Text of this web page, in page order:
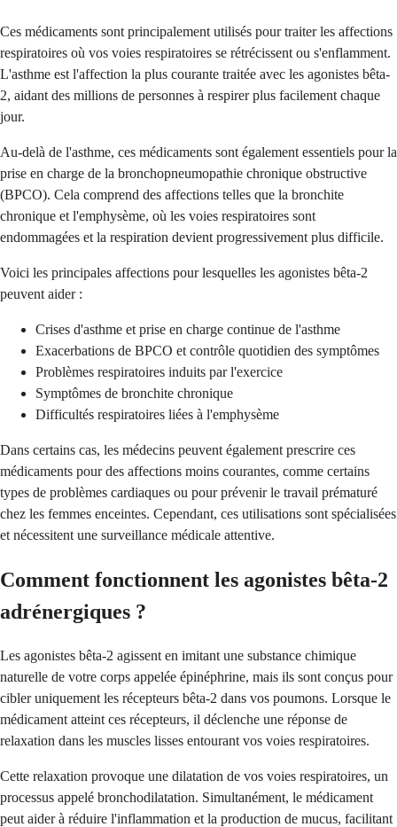
Ces médicaments sont principalement utilisés pour traiter les affections
respiratoires où vos voies respiratoires se rétrécissent ou s'enflamment.
L'asthme est l'affection la plus courante traitée avec les agonistes bêta-
2, aidant des millions de personnes à respirer plus facilement chaque
jour.
Au-delà de l'asthme, ces médicaments sont également essentiels pour la
prise en charge de la bronchopneumopathie chronique obstructive
(BPCO). Cela comprend des affections telles que la bronchite
chronique et l'emphysème, où les voies respiratoires sont
endommagées et la respiration devient progressivement plus difficile.
Voici les principales affections pour lesquelles les agonistes bêta-2
peuvent aider :
Crises d'asthme et prise en charge continue de l'asthme
Exacerbations de BPCO et contrôle quotidien des symptômes
Problèmes respiratoires induits par l'exercice
Symptômes de bronchite chronique
Difficultés respiratoires liées à l'emphysème
Dans certains cas, les médecins peuvent également prescrire ces
médicaments pour des affections moins courantes, comme certains
types de problèmes cardiaques ou pour prévenir le travail prématuré
chez les femmes enceintes. Cependant, ces utilisations sont spécialisées
et nécessitent une surveillance médicale attentive.
Comment fonctionnent les agonistes bêta-2
adrénergiques ?
Les agonistes bêta-2 agissent en imitant une substance chimique
naturelle de votre corps appelée épinéphrine, mais ils sont conçus pour
cibler uniquement les récepteurs bêta-2 dans vos poumons. Lorsque le
médicament atteint ces récepteurs, il déclenche une réponse de
relaxation dans les muscles lisses entourant vos voies respiratoires.
Cette relaxation provoque une dilatation de vos voies respiratoires, un
processus appelé bronchodilatation. Simultanément, le médicament
peut aider à réduire l'inflammation et la production de mucus, facilitant